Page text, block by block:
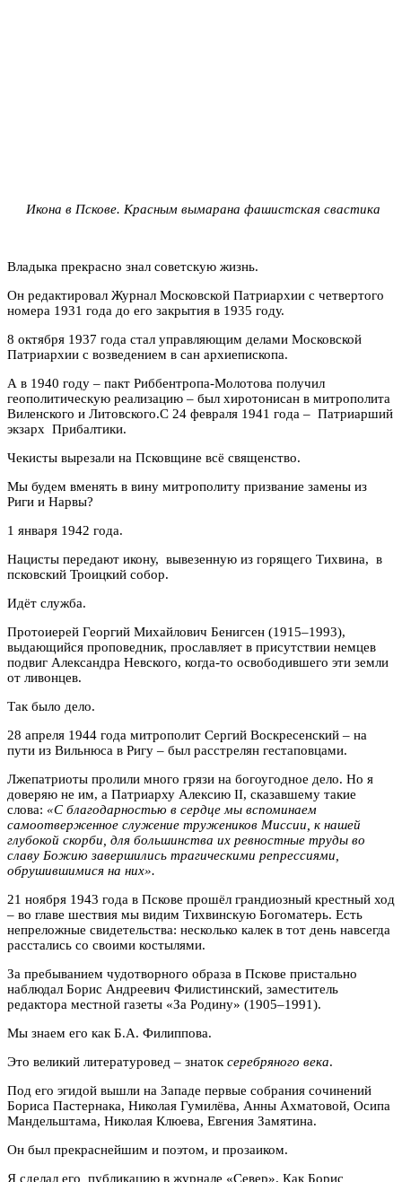
Икона в Пскове. Красным вымарана фашистская свастика
Владыка прекрасно знал советскую жизнь.
Он редактировал Журнал Московской Патриархии с четвертого
номера 1931 года до его закрытия в 1935 году.
8 октября 1937 года стал управляющим делами Московской
Патриархии с возведением в сан архиепископа.
А в 1940 году – пакт Риббентропа-Молотова получил
геополитическую реализацию – был хиротонисан в митрополита
Виленского и Литовского.С 24 февраля 1941 года – Патриарший
экзарх Прибалтики.
Чекисты вырезали на Псковщине всё священство.
Мы будем вменять в вину митрополиту призвание замены из
Риги и Нарвы?
1 января 1942 года.
Нацисты передают икону, вывезенную из горящего Тихвина, в
псковский Троицкий собор.
Идёт служба.
Протоиерей Георгий Михайлович Бенигсен (1915–1993),
выдающийся проповедник, прославляет в присутствии немцев
подвиг Александра Невского, когда-то освободившего эти земли
от ливонцев.
Так было дело.
28 апреля 1944 года митрополит Сергий Воскресенский – на
пути из Вильнюса в Ригу – был расстрелян гестаповцами.
Лжепатриоты пролили много грязи на богоугодное дело. Но я
доверяю не им, а Патриарху Алексию II, сказавшему такие
слова: «С благодарностью в сердце мы вспоминаем
самоотверженное служение тружеников Миссии, к нашей
глубокой скорби, для большинства их ревностные труды во
славу Божию завершились трагическими репрессиями,
обрушившимися на них».
21 ноября 1943 года в Пскове прошёл грандиозный крестный ход
– во главе шествия мы видим Тихвинскую Богоматерь. Есть
непреложные свидетельства: несколько калек в тот день навсегда
расстались со своими костылями.
За пребыванием чудотворного образа в Пскове пристально
наблюдал Борис Андреевич Филистинский, заместитель
редактора местной газеты «За Родину» (1905–1991).
Мы знаем его как Б.А. Филиппова.
Это великий литературовед – знаток серебряного века.
Под его эгидой вышли на Западе первые собрания сочинений
Бориса Пастернака, Николая Гумилёва, Анны Ахматовой, Осипа
Мандельштама, Николая Клюева, Евгения Замятина.
Он был прекраснейшим и поэтом, и прозаиком.
Я сделал его публикацию в журнале «Север». Как Борис